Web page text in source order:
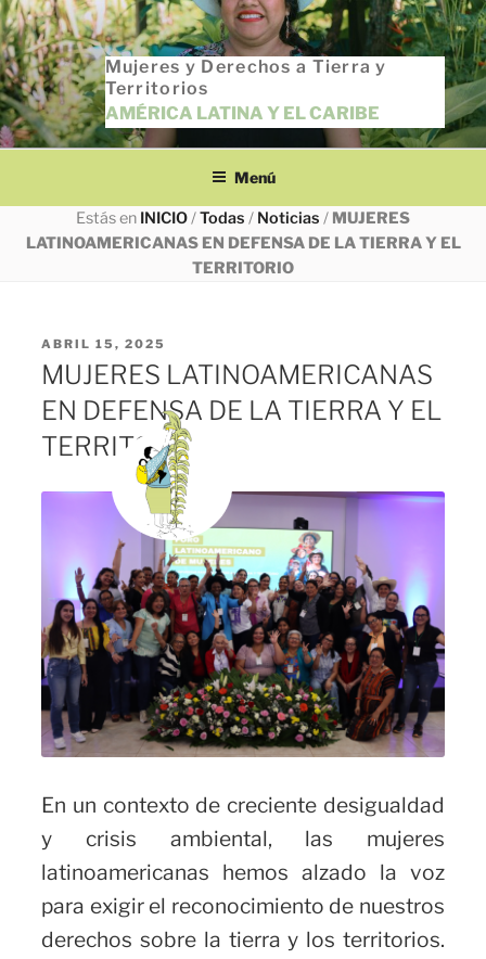
Saltar
al
contenido
Mujeres y Derechos a Tierra y
Territorios
AMÉRICA LATINA Y EL CARIBE
Menú
Estás en INICIO/Todas / Noticias / MUJERES
LATINOAMERICANAS EN DEFENSA DE LA TIERRA Y EL
TERRITORIO
PUBLICADO
EL
ABRIL 15, 2025
MUJERES LATINOAMERICANAS
EN DEFENSA DE LA TIERRA Y EL
TERRITORIO
En un contexto de creciente desigualdad
y crisis ambiental, las mujeres
latinoamericanas hemos alzado la voz
para exigir el reconocimiento de nuestros
derechos sobre la tierra y los territorios.